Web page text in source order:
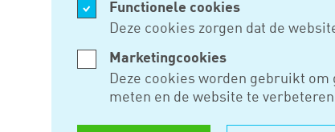
Functionele cookies
Deze cookies zorgen dat de
Marketingcookies
Deze cookies worden gebruikt
meten en de website te verbeteren